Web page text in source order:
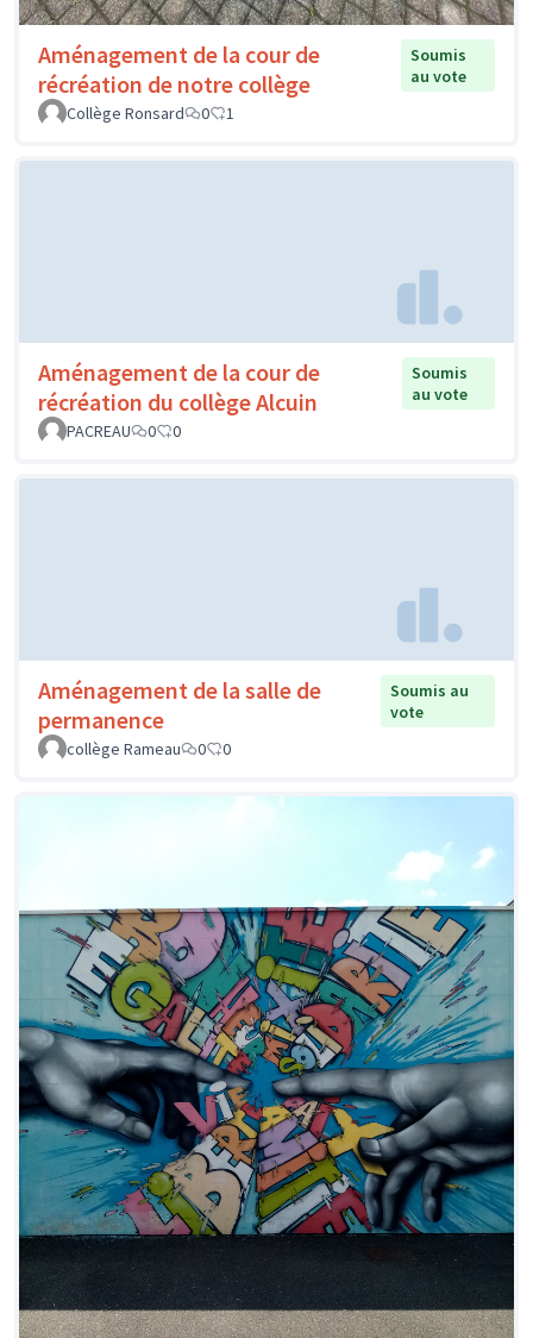
Aménagement de la cour de
récréation de notre collège
Soumis
au vote
Collège Ronsard
0 1
Aménagement de la cour de
récréation du collège Alcuin
Soumis
au vote
PACREAU
0 0
Aménagement de la salle de
permanence
Soumis au
vote
collège Rameau
0 0